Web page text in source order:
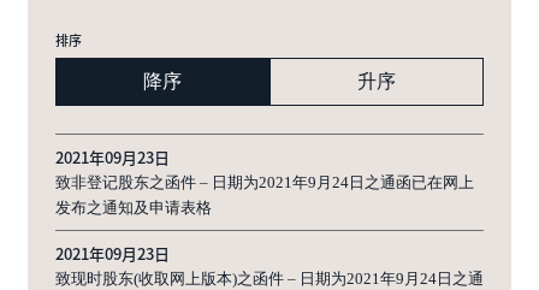
排序
降序 升序
2021年09月23日
致非登记股东之函件 – 日期为2021年9月24日之通函已在网上
发布之通知及申请表格
2021年09月23日
致现时股东(收取网上版本)之函件 – 日期为2021年9月24日之通